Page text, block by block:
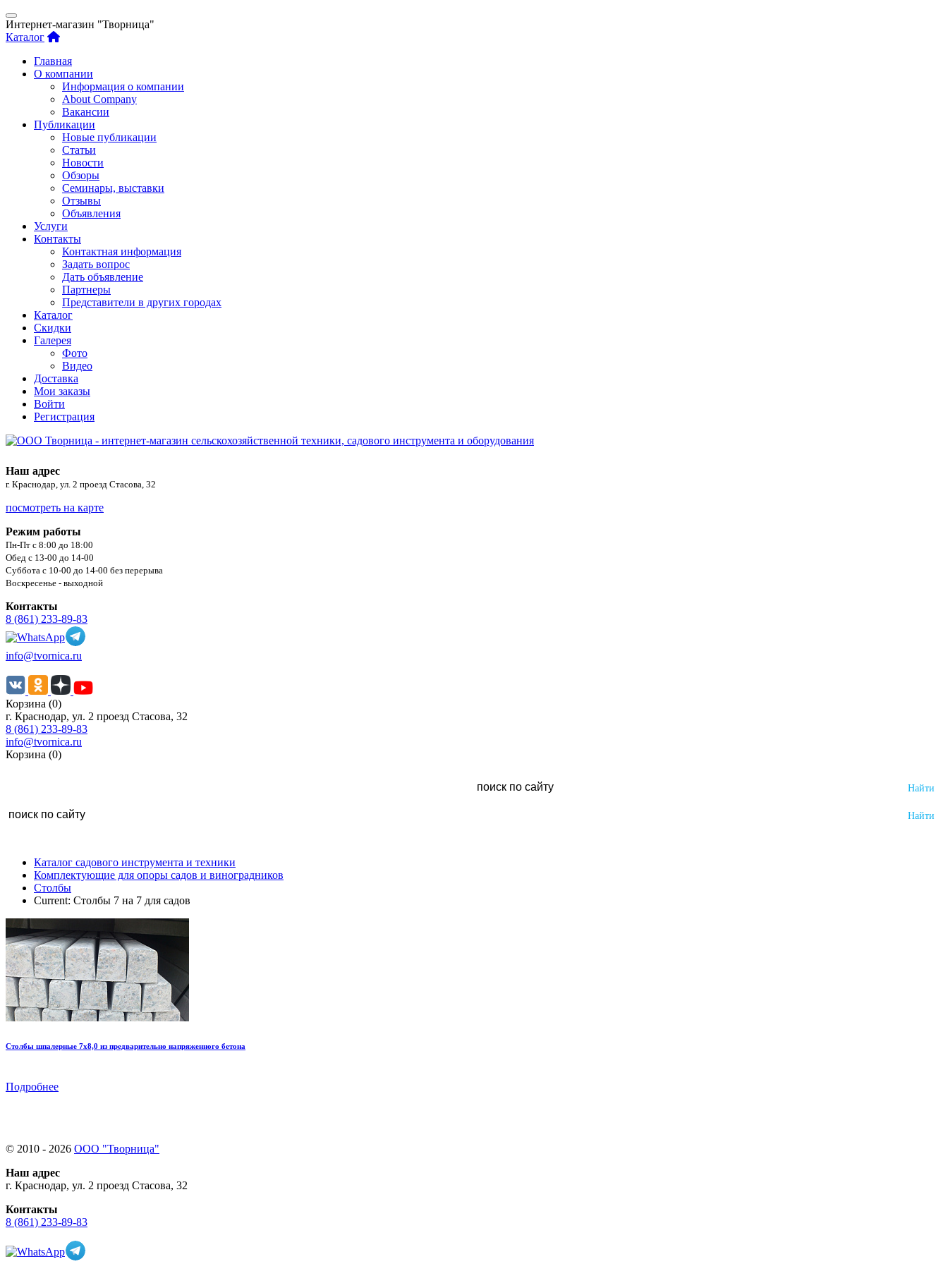
Интернет-магазин "Творница"
Каталог
Главная
О компании
Информация о компании
About Company
Вакансии
Публикации
Новые публикации
Статьи
Новости
Обзоры
Семинары, выставки
Отзывы
Объявления
Услуги
Контакты
Контактная информация
Задать вопрос
Дать объявление
Партнеры
Представители в других городах
Каталог
Скидки
Галерея
Фото
Видео
Доставка
Мои заказы
Войти
Регистрация
Наш адрес
г. Краснодар, ул. 2 проезд Стасова, 32
посмотреть на карте
Режим работы
Пн-Пт с 8:00 до 18:00
Обед с 13-00 до 14-00
Суббота с 10-00 до 14-00 без перерыва
Воскресенье - выходной
Контакты
8 (861) 233-89-83
info@tvornica.ru
Корзина (0)
г. Краснодар, ул. 2 проезд Стасова, 32
8 (861) 233-89-83
info@tvornica.ru
Корзина (0)
Каталог садового инструмента и техники
Комплектующие для опоры садов и виноградников
Столбы
Current: Столбы 7 на 7 для садов
Столбы шпалерные 7х8,0 из предварительно напряженного бетона
Подробнее
© 2010 - 2026 ООО "Творница"
Наш адрес
г. Краснодар, ул. 2 проезд Стасова, 32
Контакты
8 (861) 233-89-83